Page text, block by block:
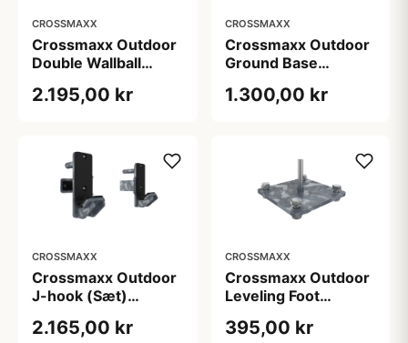
CROSSMAXX
Crossmaxx Outdoor
Double Wallball
2.195,00 kr
CROSSMAXX
Crossmaxx Outdoor
Ground Base
udendørs rigs
1.300,00 kr
CROSSMAXX
Crossmaxx Outdoor
J-hook (Sæt)
til udendørs rack 10
2.165,00 kr
CROSSMAXX
Crossmaxx Outdoor
Leveling Foot
justerfod 2 kg
395,00 kr